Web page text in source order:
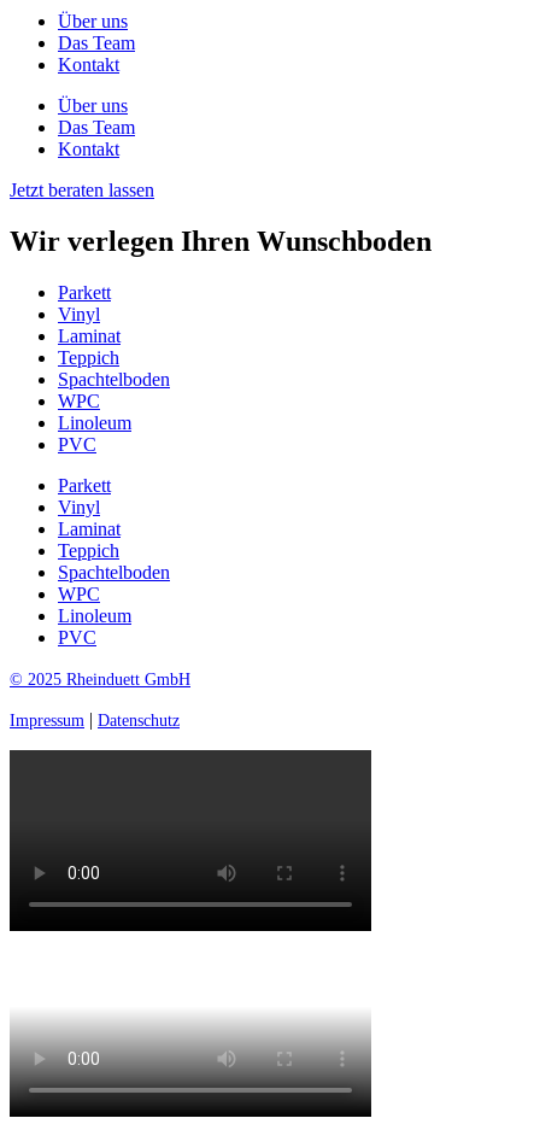
Über uns
Das Team
Kontakt
Über uns
Das Team
Kontakt
Jetzt beraten lassen
Wir verlegen Ihren Wunschboden
Parkett
Vinyl
Laminat
Teppich
Spachtelboden
WPC
Linoleum
PVC
Parkett
Vinyl
Laminat
Teppich
Spachtelboden
WPC
Linoleum
PVC
© 2025 Rheinduett GmbH
Impressum | Datenschutz